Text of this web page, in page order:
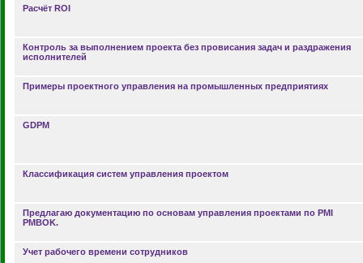
Расчёт ROI
Контроль за выполнением проекта без провисания задач и раздражения
исполнителей
Примеры проектного управления на промышленных предприятиях
GDPM
Классификация систем управления проектом
Предлагаю документацию по основам управления проектами по PMI
PMBOK.
Учет рабочего времени сотрудников